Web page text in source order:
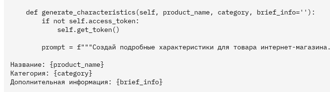
    def generate_characteristics(self, product_name, category, brief_info=''):
        if not self.access_token:
            self.get_token()
        prompt = f"""Создай подробные характеристики для товара интернет-магазина.
Название: {product_name}
Категория: {category}
Дополнительная информация: {brief_info}